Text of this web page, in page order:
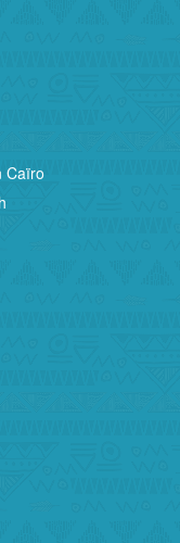
Caïro